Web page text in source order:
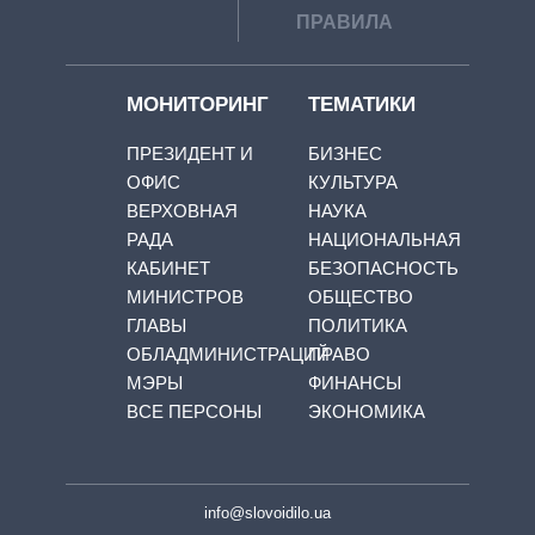
ПРАВИЛА
МОНИТОРИНГ
ПРЕЗИДЕНТ И
ОФИС
ВЕРХОВНАЯ
РАДА
КАБИНЕТ
МИНИСТРОВ
ГЛАВЫ
ОБЛАДМИНИСТРАЦИЙ
МЭРЫ
ВСЕ ПЕРСОНЫ
ТЕМАТИКИ
БИЗНЕС
КУЛЬТУРА
НАУКА
НАЦИОНАЛЬНАЯ
БЕЗОПАСНОСТЬ
ОБЩЕСТВО
ПОЛИТИКА
ПРАВО
ФИНАНСЫ
ЭКОНОМИКА
info@slovoidilo.ua